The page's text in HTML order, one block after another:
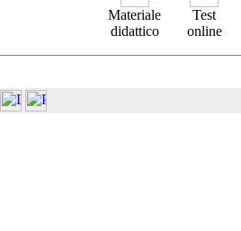
Materiale
didattico
Test
online